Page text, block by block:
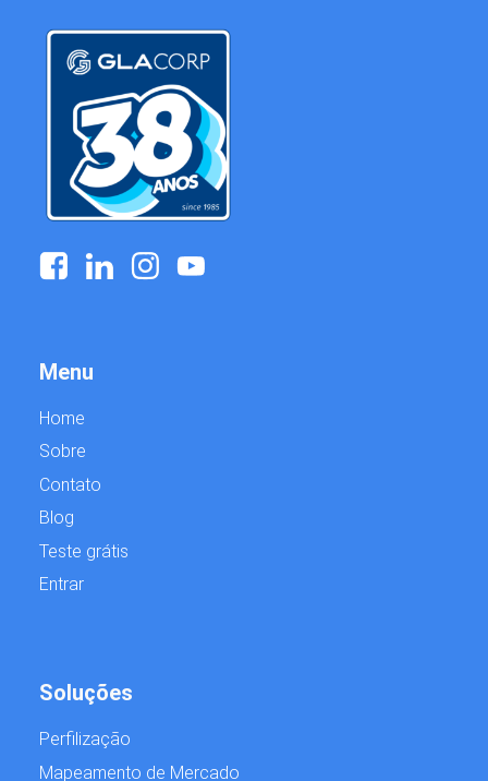
Menu
Home
Sobre
Contato
Blog
Teste grátis
Entrar
Soluções
Perfilização
Mapeamento de Mercado